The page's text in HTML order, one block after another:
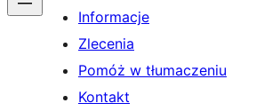
Informacje
Zlecenia
Pomóż w tłumaczeniu
Kontakt